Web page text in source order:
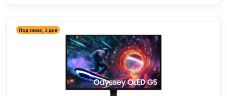
Под заказ, 3 дня